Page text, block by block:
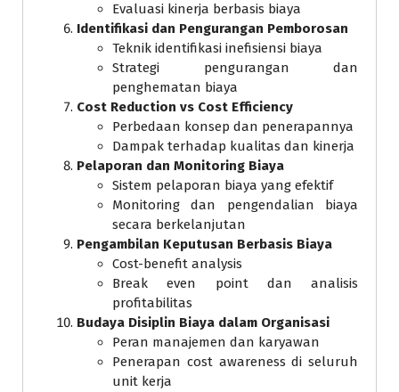
Evaluasi kinerja berbasis biaya
Identifikasi dan Pengurangan Pemborosan
Teknik identifikasi inefisiensi biaya
Strategi pengurangan dan
penghematan biaya
Cost Reduction vs Cost Efficiency
Perbedaan konsep dan penerapannya
Dampak terhadap kualitas dan kinerja
Pelaporan dan Monitoring Biaya
Sistem pelaporan biaya yang efektif
Monitoring dan pengendalian biaya
secara berkelanjutan
Pengambilan Keputusan Berbasis Biaya
Cost-benefit analysis
Break even point dan analisis
profitabilitas
Budaya Disiplin Biaya dalam Organisasi
Peran manajemen dan karyawan
Penerapan cost awareness di seluruh
unit kerja